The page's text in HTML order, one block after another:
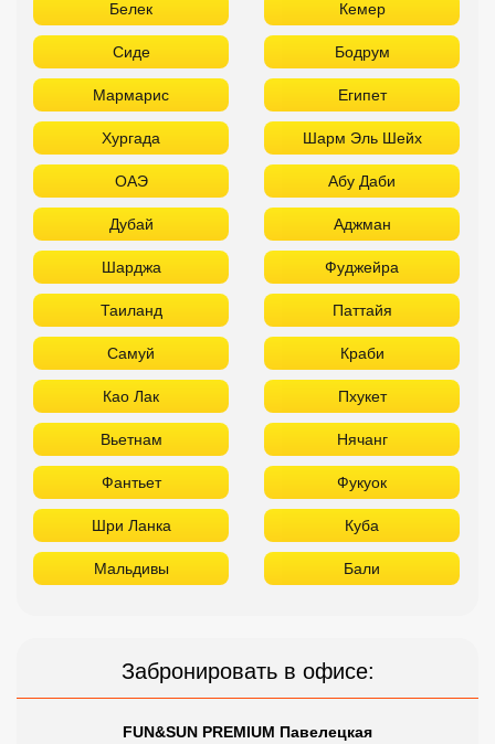
Белек Кемер
Сиде Бодрум
Мармарис Египет
Хургада Шарм Эль Шейх
ОАЭ Абу Даби
Дубай Аджман
Шарджа Фуджейра
Таиланд Паттайя
Самуй Краби
Као Лак Пхукет
Вьетнам Нячанг
Фантьет Фукуок
Шри Ланка Куба
Мальдивы Бали
Забронировать в офисе:
FUN&SUN PREMIUM Павелецкая